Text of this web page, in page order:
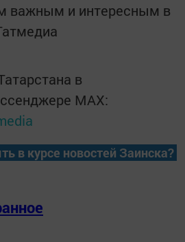
важным и интересным в
в
MАХ:
в курсе новостей Заинска?